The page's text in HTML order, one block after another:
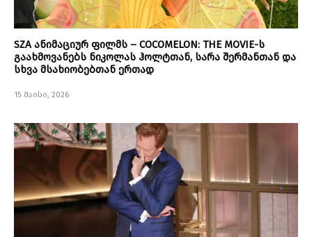
SZA ანიმაციურ ფილმს – COCOMELON: THE MOVIE-ს
გაახმოვანებს ნიკოლას ჰოლტთან, სარა შერმანთან და
სხვა მსახიობებთან ერთად
15 მაისი, 2026